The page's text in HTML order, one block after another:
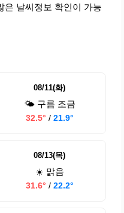
은 날씨정보 확인이 가능
08/11(화)
🌤️ 구름 조금
32.5° / 21.9°
08/13(목)
☀️ 맑음
31.6° / 22.2°